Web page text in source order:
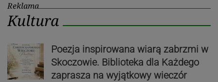
Reklama
Kultura
Poezja inspirowana wiarą zabrzmi w
Skoczowie. Biblioteka dla Każdego
zaprasza na wyjątkowy wieczór